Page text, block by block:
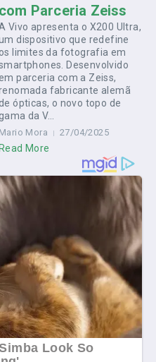
com Parceria Zeiss
Vivo apresenta o X200 Ultra,
dispositivo que redefine
os limites da fotografia em
Desenvolvido
parceria com a Zeiss,
fabricante alemã
de ópticas, o novo topo de
gama da V...
Mario Mora 27/04/2025
Read More